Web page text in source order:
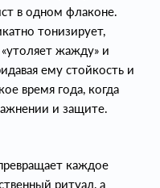
в одном флаконе.
тонизирует,
жажду» и
ему стойкость и
время года, когда
и защите.
каждое
ритуал, а